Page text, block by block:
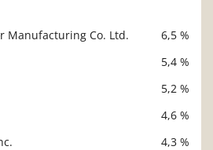
Manufacturing Co. Ltd.
6,5 %
5,4 %
5,2 %
4,6 %
4,3 %